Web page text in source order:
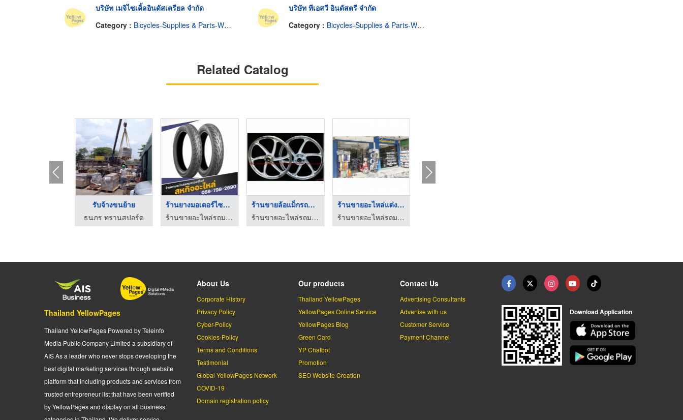
บริษัท เมจิไซเคิ้ลอินดัสเตรียล จำกัด
Category : Bicycles-Supplies & Parts-Wholesale & Manufacturers
บริษัท ทีเอสวี อินดัสตรี จำกัด
Category : Bicycles-Supplies & Parts-Wholesale & Manufacturers
Related Catalog
รับจ้างขนย้าย
ธนภร ทรานสปอร์ต
ร้านยางมอเตอร์ไซค์ ข ...
ร้านขายอะไหล่รถมอเตอร์ไซค์ - สหกิจอะไหล่
ร้านขายล้อแม็กรถมอเต ...
ร้านขายอะไหล่รถมอเตอร์ไซค์ ปลีก-ส่ง หนึ่งมอเตอร์ชอป (FirstMotorshop)
ร้านขายอะไหล่แต่งรถม ...
ร้านขายอะไหล่รถมอเตอร์ไซค์ ปลีก-ส่ง หนึ่งมอเตอร์ชอป (FirstMotorshop)
Thailand YellowPages
Thailand YellowPages Powered by Teleinfo
Media Public Company Limited a subsidiary of
AIS As a leader who never stops developing the
best digital marketing services through website
platform that including products and services from
trusted entrepreneur list that have been verified
by YellowPages and display on all business
About Us
Corporate History
Privacy Policy
Cyber-Policy
Cookies-Policy
Terms and Conditions
Testimonial
Global YellowPages Network
COVID-19
Domain registration policy
Our products
Thailand YellowPages
YellowPages Online Service
YellowPages Blog
Green Card
YP Chatbot
Promotion
SEO Website Creation
Contact Us
Advertising Consultants
Advertise with us
Customer Service
Payment Channel
Download Application